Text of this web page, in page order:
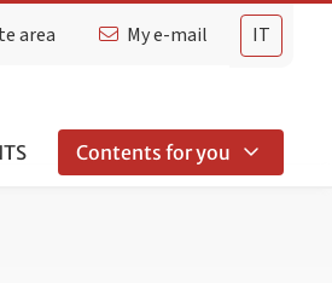
IT
area My e-mail
Contents for you